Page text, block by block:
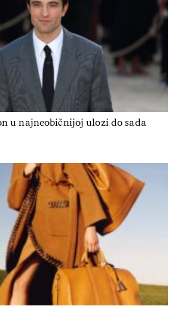
u najneobičnijoj ulozi do sada